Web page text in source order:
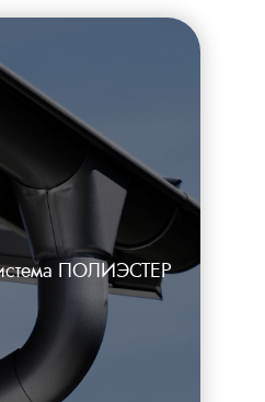
ПОЛИЭСТЕР
текста...